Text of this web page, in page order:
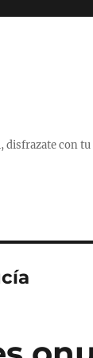
disfrazate con